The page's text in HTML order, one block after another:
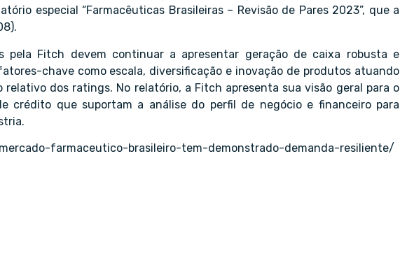
especial “Farmacêuticas Brasileiras – Revisão de Pares 2023”, que a
pela Fitch devem continuar a apresentar geração de caixa robusta e
chave como escala, diversificação e inovação de produtos atuando
dos ratings. No relatório, a Fitch apresenta sua visão geral para o
crédito que suportam a análise do perfil de negócio e financeiro para
farmaceutico-brasileiro-tem-demonstrado-demanda-resiliente/